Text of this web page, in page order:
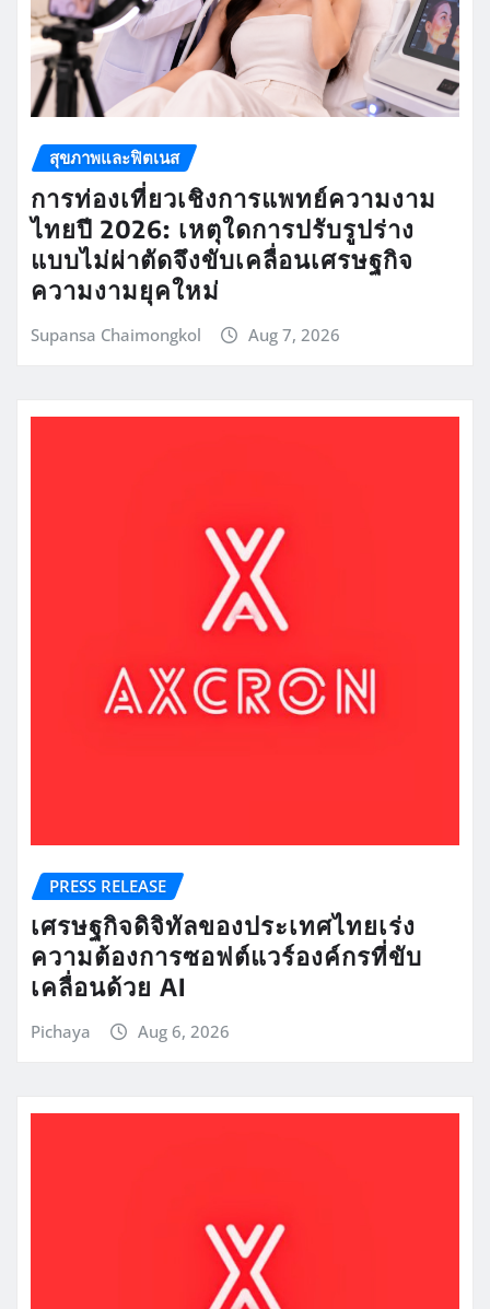
สุขภาพและฟิตเนส
การท่องเที่ยวเชิงการแพทย์ความงาม
ไทยปี 2026: เหตุใดการปรับรูปร่าง
แบบไม่ผ่าตัดจึงขับเคลื่อนเศรษฐกิจ
ความงามยุคใหม่
Supansa Chaimongkol Aug 7, 2026
PRESS RELEASE
เศรษฐกิจดิจิทัลของประเทศไทยเร่ง
ความต้องการซอฟต์แวร์องค์กรที่ขับ
เคลื่อนด้วย AI
Pichaya Aug 6, 2026